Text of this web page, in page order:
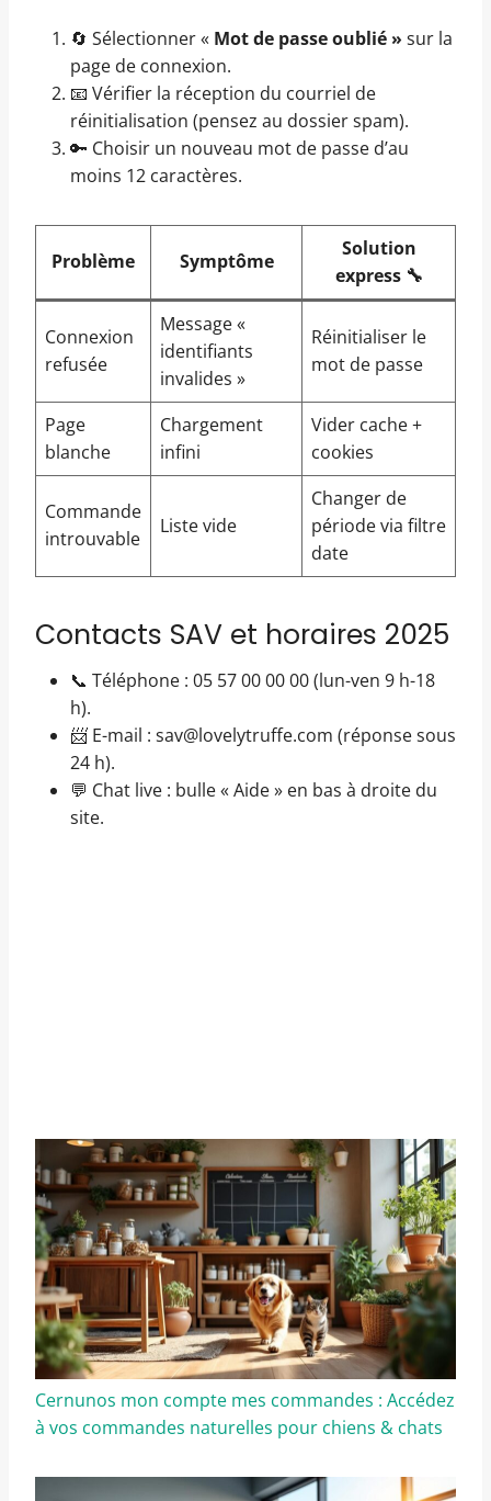
🔄 Sélectionner « Mot de passe oublié » sur la
page de connexion.
📧 Vérifier la réception du courriel de
réinitialisation (pensez au dossier spam).
🔑 Choisir un nouveau mot de passe d’au
moins 12 caractères.
Problème Symptôme
Solution
express 🔧
Connexion
refusée
Message «
identifiants
invalides »
Réinitialiser le
mot de passe
Page
blanche
Chargement
infini
Vider cache +
cookies
Commande
introuvable
Liste vide
Changer de
période via filtre
date
Contacts SAV et horaires 2025
📞 Téléphone : 05 57 00 00 00 (lun-ven 9 h-18
h).
📨 E-mail : sav@lovelytruffe.com (réponse sous
24 h).
💬 Chat live : bulle « Aide » en bas à droite du
site.
Cernunos mon compte mes commandes : Accédez
à vos commandes naturelles pour chiens & chats